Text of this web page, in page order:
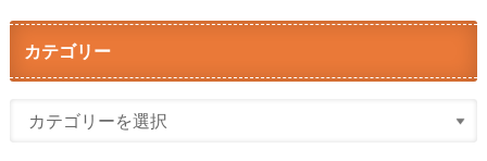
カテゴリー